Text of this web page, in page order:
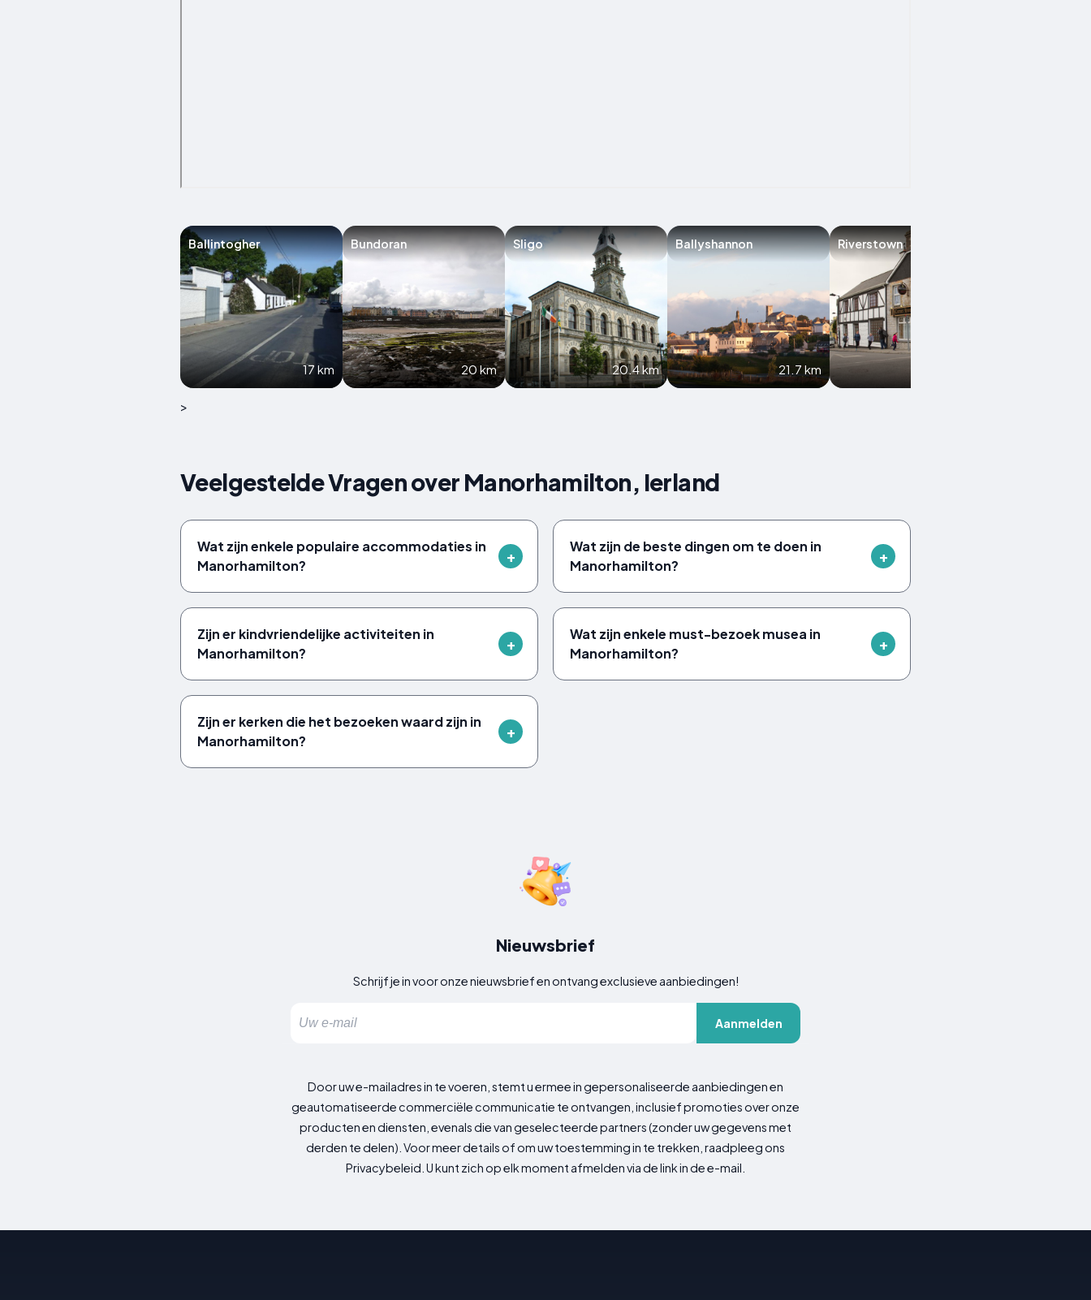
Ballintogher
17 km
Bundoran
20 km
Sligo
20.4 km
Ballyshannon
21.7 km
Riverstown
>
Veelgestelde Vragen over Manorhamilton, Ierland
Wat zijn enkele populaire accommodaties in
Manorhamilton?
Wat zijn de beste dingen om te doen in
Manorhamilton?
Zijn er kindvriendelijke activiteiten in
Manorhamilton?
Wat zijn enkele must-bezoek musea in
Manorhamilton?
Zijn er kerken die het bezoeken waard zijn in
Manorhamilton?
Nieuwsbrief
Schrijf je in voor onze nieuwsbrief en ontvang exclusieve aanbiedingen!
Aanmelden
Door uw e-mailadres in te voeren, stemt u ermee in gepersonaliseerde aanbiedingen en
geautomatiseerde commerciële communicatie te ontvangen, inclusief promoties over onze
producten en diensten, evenals die van geselecteerde partners (zonder uw gegevens met
derden te delen). Voor meer details of om uw toestemming in te trekken, raadpleeg ons
Privacybeleid. U kunt zich op elk moment afmelden via de link in de e-mail.